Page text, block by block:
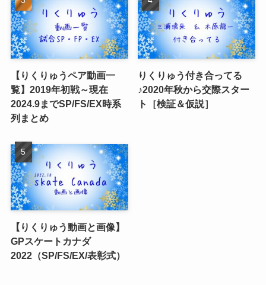
【りくりゅうペア動画一
覧】2019年初戦～現在
2024.9までSP/FS/EX時系
列まとめ
りくりゅう付き合ってる
♪2020年秋から交際スター
ト［検証＆仮説］
【りくりゅう動画と画像】
GPスケートカナダ
2022（SP/FS/EX/表彰式）